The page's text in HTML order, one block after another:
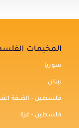
المخيمات
سوريا
لبنان
فلسطين - الضفة
فلسطين - غزة